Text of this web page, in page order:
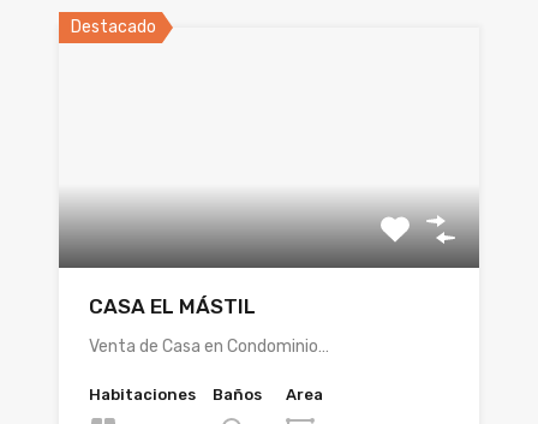
Destacado
CASA EL MÁSTIL
Venta de Casa en Condominio…
Habitaciones Baños Area